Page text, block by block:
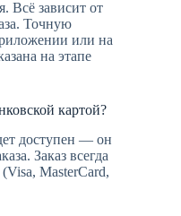
Всё зависит от
Точную
или на
на этапе
картой?
доступен — он
Заказ всегда
MasterСard,